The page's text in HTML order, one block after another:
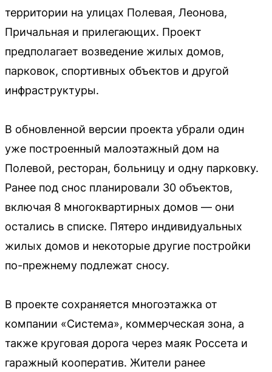
территории на улицах Полевая, Леонова,
Причальная и прилегающих. Проект
предполагает возведение жилых домов,
парковок, спортивных объектов и другой
инфраструктуры.
В обновленной версии проекта убрали один
уже построенный малоэтажный дом на
Полевой, ресторан, больницу и одну парковку.
Ранее под снос планировали 30 объектов,
включая 8 многоквартирных домов — они
остались в списке. Пятеро индивидуальных
жилых домов и некоторые другие постройки
по-прежнему подлежат сносу.
В проекте сохраняется многоэтажка от
компании «Система», коммерческая зона, а
также круговая дорога через маяк Россета и
гаражный кооператив. Жители ранее